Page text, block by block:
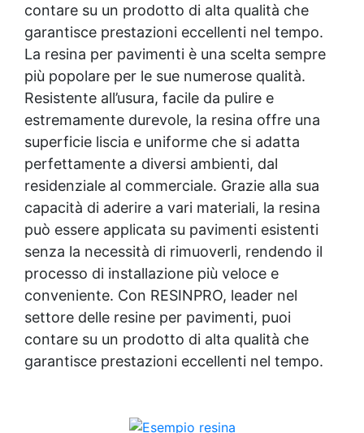
contare su un prodotto di alta qualità che
garantisce prestazioni eccellenti nel tempo.
La resina per pavimenti è una scelta sempre
più popolare per le sue numerose qualità.
Resistente all’usura, facile da pulire e
estremamente durevole, la resina offre una
superficie liscia e uniforme che si adatta
perfettamente a diversi ambienti, dal
residenziale al commerciale. Grazie alla sua
capacità di aderire a vari materiali, la resina
può essere applicata su pavimenti esistenti
senza la necessità di rimuoverli, rendendo il
processo di installazione più veloce e
conveniente. Con RESINPRO, leader nel
settore delle resine per pavimenti, puoi
contare su un prodotto di alta qualità che
garantisce prestazioni eccellenti nel tempo.